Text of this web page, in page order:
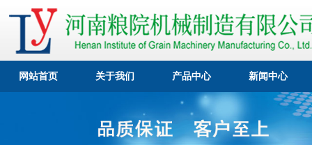
网站首页 关于我们 产品中心 新闻中心